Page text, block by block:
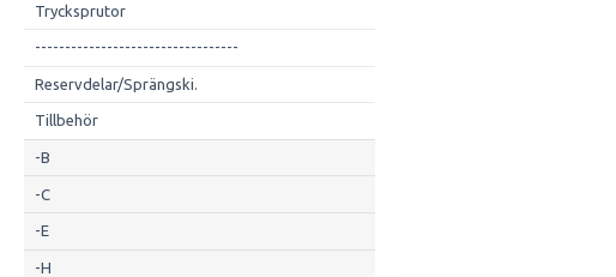
Trycksprutor
----------------------------------
Reservdelar/Sprängski.
Tillbehör
-B
-C
-E
-H